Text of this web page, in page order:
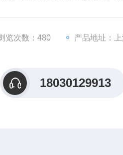
业价值。但和其他材料
览次数：480 产品地址：
18030129913